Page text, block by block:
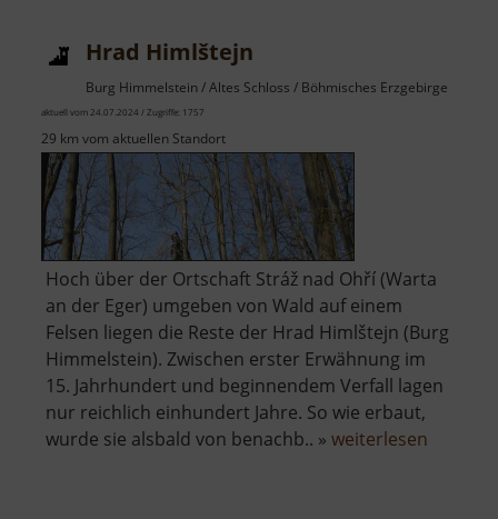
Hrad Himlštejn
Burg Himmelstein / Altes Schloss / Böhmisches Erzgebirge
aktuell vom 24.07.2024 / Zugriffe: 1757
29 km vom aktuellen Standort
Hoch über der Ortschaft Stráž nad Ohří (Warta
an der Eger) umgeben von Wald auf einem
Felsen liegen die Reste der Hrad Himlštejn (Burg
Himmelstein). Zwischen erster Erwähnung im
15. Jahrhundert und beginnendem Verfall lagen
nur reichlich einhundert Jahre. So wie erbaut,
wurde sie alsbald von benachb.. » weiterlesen